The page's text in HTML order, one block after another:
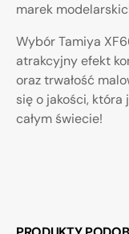
marek
Wybór Tamiya
atrakcyjny efekt
oraz trwałość
się o jakości,
całym świecie!